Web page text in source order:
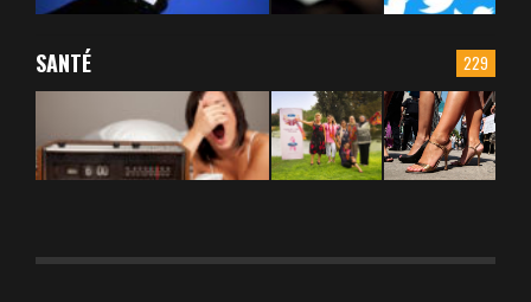
229
SANTÉ